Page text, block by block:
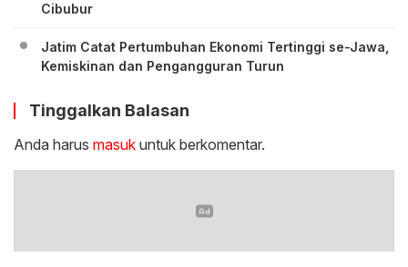
Cibubur
Jatim Catat Pertumbuhan Ekonomi Tertinggi se-Jawa,
Kemiskinan dan Pengangguran Turun
Tinggalkan Balasan
Anda harus masuk untuk berkomentar.